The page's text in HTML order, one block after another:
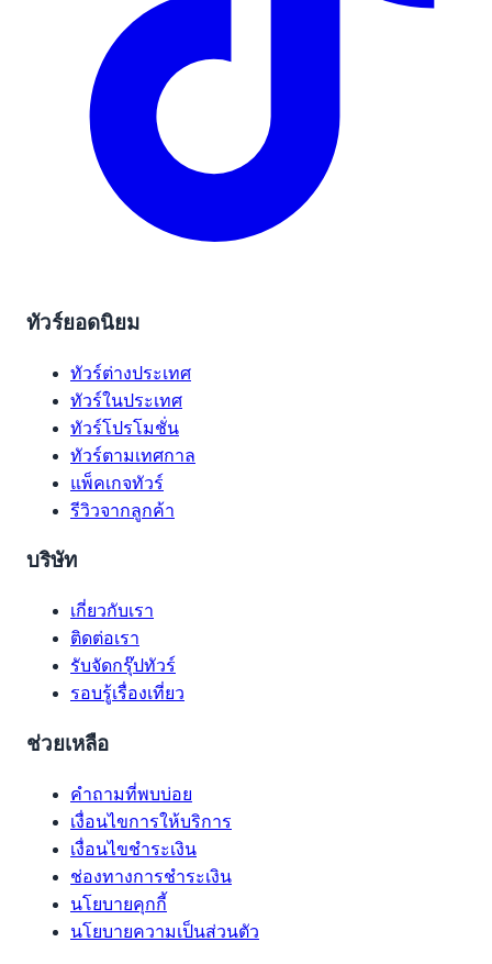
ทัวร์ยอดนิยม
ทัวร์ต่างประเทศ
ทัวร์ในประเทศ
ทัวร์โปรโมชั่น
ทัวร์ตามเทศกาล
แพ็คเกจทัวร์
รีวิวจากลูกค้า
บริษัท
เกี่ยวกับเรา
ติดต่อเรา
รับจัดกรุ๊ปทัวร์
รอบรู้เรื่องเที่ยว
ช่วยเหลือ
คำถามที่พบบ่อย
เงื่อนไขการให้บริการ
เงื่อนไขชำระเงิน
ช่องทางการชำระเงิน
นโยบายคุกกี้
นโยบายความเป็นส่วนตัว